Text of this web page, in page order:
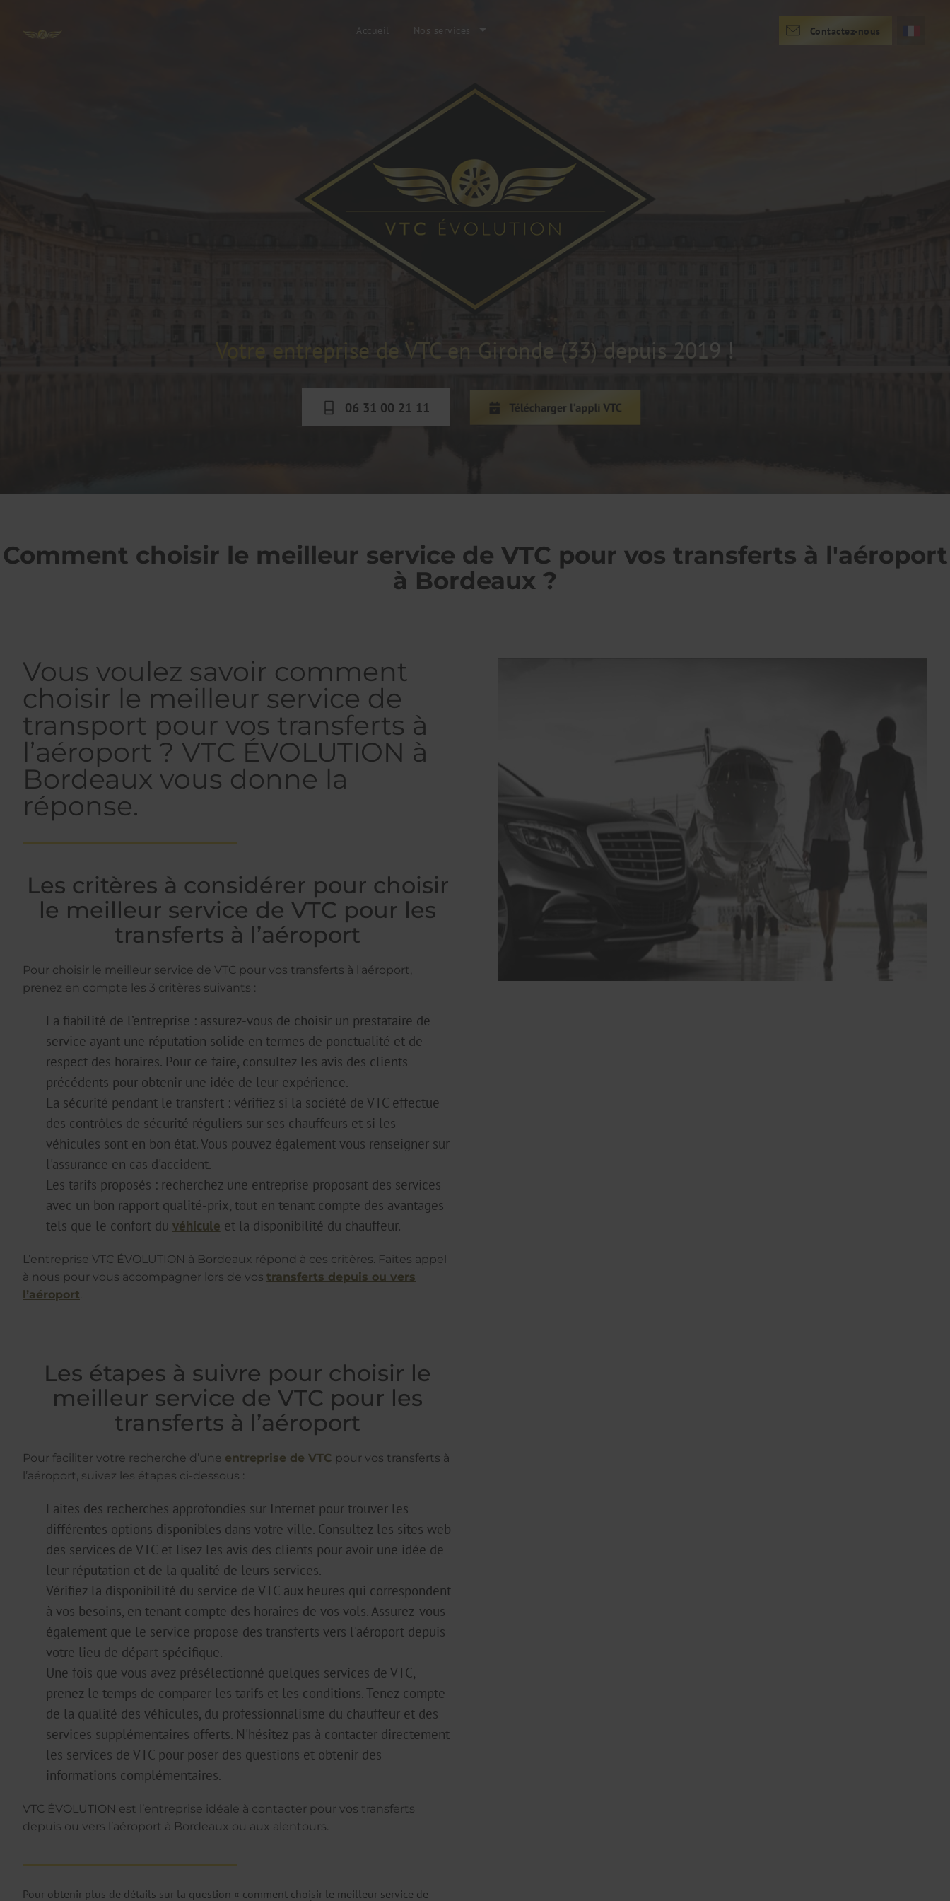
Votre entreprise de VTC en Gironde (33) depuis 2019 !
06 31 00 21 11 Télécharger l'appli VTC
Accueil Nos services Contactez-nous
Comment choisir le meilleur service de VTC pour vos transferts à l'aéroport
à Bordeaux ?
Vous voulez savoir comment
choisir le meilleur service de
transport pour vos transferts à
l’aéroport ? VTC ÉVOLUTION à
Bordeaux vous donne la
réponse.
Les critères à considérer pour choisir
le meilleur service de VTC pour les
transferts à l’aéroport
Pour choisir le meilleur service de VTC pour vos transferts à l'aéroport,
prenez en compte les 3 critères suivants :
La fiabilité de l’entreprise : assurez-vous de choisir un prestataire de
service ayant une réputation solide en termes de ponctualité et de
respect des horaires. Pour ce faire, consultez les avis des clients
précédents pour obtenir une idée de leur expérience.
La sécurité pendant le transfert : vérifiez si la société de VTC effectue
des contrôles de sécurité réguliers sur ses chauffeurs et si les
véhicules sont en bon état. Vous pouvez également vous renseigner sur
l'assurance en cas d'accident.
Les tarifs proposés : recherchez une entreprise proposant des services
avec un bon rapport qualité-prix, tout en tenant compte des avantages
tels que le confort du véhicule et la disponibilité du chauffeur.
L’entreprise VTC ÉVOLUTION à Bordeaux répond à ces critères. Faites appel
à nous pour vous accompagner lors de vos transferts depuis ou vers
l’aéroport.
Les étapes à suivre pour choisir le
meilleur service de VTC pour les
transferts à l’aéroport
Pour faciliter votre recherche d’une entreprise de VTC pour vos transferts à
l’aéroport, suivez les étapes ci-dessous :
Faites des recherches approfondies sur Internet pour trouver les
différentes options disponibles dans votre ville. Consultez les sites web
des services de VTC et lisez les avis des clients pour avoir une idée de
leur réputation et de la qualité de leurs services.
Vérifiez la disponibilité du service de VTC aux heures qui correspondent
à vos besoins, en tenant compte des horaires de vos vols. Assurez-vous
également que le service propose des transferts vers l'aéroport depuis
votre lieu de départ spécifique.
Une fois que vous avez présélectionné quelques services de VTC,
prenez le temps de comparer les tarifs et les conditions. Tenez compte
de la qualité des véhicules, du professionnalisme du chauffeur et des
services supplémentaires offerts. N'hésitez pas à contacter directement
les services de VTC pour poser des questions et obtenir des
informations complémentaires.
VTC ÉVOLUTION est l’entreprise idéale à contacter pour vos transferts
depuis ou vers l’aéroport à Bordeaux ou aux alentours.
Pour obtenir plus de détails sur la question « comment choisir le meilleur service de